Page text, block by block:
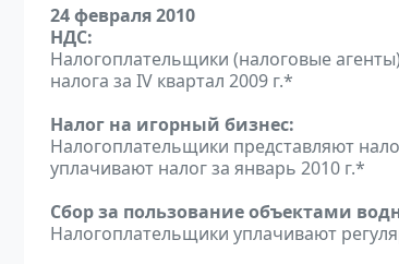
24 февраля 2010
НДС:
Налогоплательщики (налоговые
налога за IV квартал 2009 г.*
Налог на игорный бизнес:
Налогоплательщики представляют
уплачивают налог за январь 2010 г.*
Сбор за пользование объектами
Налогоплательщики уплачивают